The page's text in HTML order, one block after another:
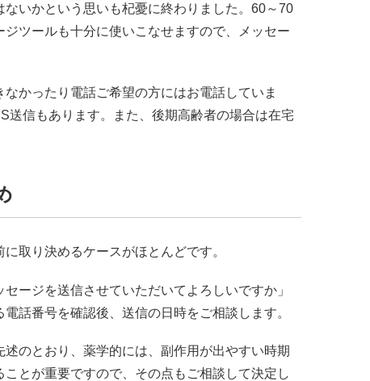
いかという思いも杞憂に終わりました。60～70
ツールも十分に使いこなせますので、メッセー
かったり電話ご希望の方にはお電話していま
送信もあります。また、後期高齢者の場合は在宅
取り決めるケースがほとんどです。
ージを送信させていただいてよろしいですか」
話番号を確認後、送信の日時をご相談します。
のとおり、薬学的には、副作用が出やすい時期
とが重要ですので、その点もご相談して決定し